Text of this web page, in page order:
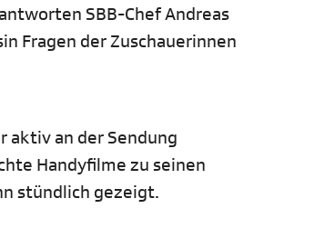
SBB-Chef Andreas
Fragen der Zuschauerinnen
aktiv an der Sendung
Handyfilme zu seinen
stündlich gezeigt.